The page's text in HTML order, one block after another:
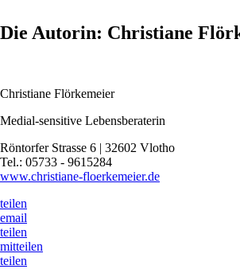
Die Autorin: Christiane
Christiane Flörkemeier
Medial-sensitive Lebensberaterin
Röntorfer Strasse 6 | 32602 Vlotho
Tel.: 05733 - 9615284
www.christiane-floerkemeier.de
teilen
email
teilen
mitteilen
teilen